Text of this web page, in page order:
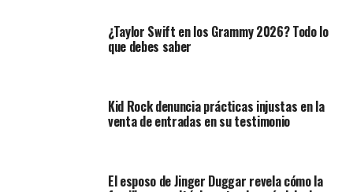
¿Taylor Swift en los Grammy 2026? Todo lo
que debes saber
Kid Rock denuncia prácticas injustas en la
venta de entradas en su testimonio
El esposo de Jinger Duggar revela cómo la